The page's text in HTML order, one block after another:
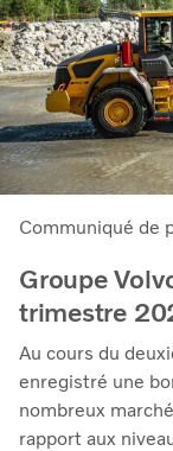
une marge de
Communiqué de
Groupe
trimestre
Au cours du
enregistré une
nombreux
rapport aux